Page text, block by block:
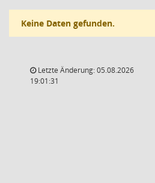
Keine Daten gefunden.
Letzte Änderung: 05.08.2026
19:01:31